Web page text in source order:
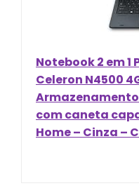
Notebook 2 em 1
Celeron N4500
Armazenamento
com caneta
Home – Cinza –